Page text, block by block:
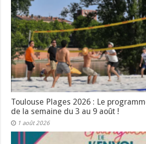
Toulouse Plages 2026 : Le
de la semaine du 3 au 9 août !
1 août 2026